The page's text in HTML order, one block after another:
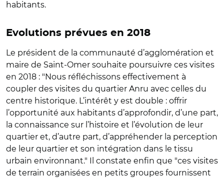
habitants.
Evolutions prévues en 2018
Le président de la communauté d’agglomération et
maire de Saint-Omer souhaite poursuivre ces visites
en 2018 : "Nous réfléchissons effectivement à
coupler des visites du quartier Anru avec celles du
centre historique. L’intérêt y est double : offrir
l’opportunité aux habitants d’approfondir, d’une part,
la connaissance sur l’histoire et l’évolution de leur
quartier et, d’autre part, d’appréhender la perception
de leur quartier et son intégration dans le tissu
urbain environnant." Il constate enfin que "ces visites
de terrain organisées en petits groupes fournissent